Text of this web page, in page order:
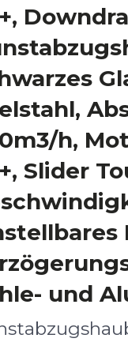
h,
Slider
und